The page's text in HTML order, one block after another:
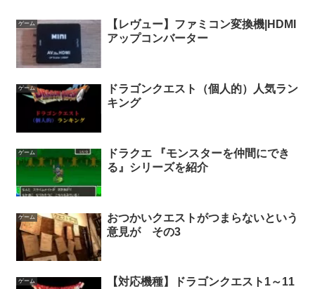
ゲーム
【レヴュー】ファミコン変換機|HDMI
アップコンバーター
ゲーム
ドラゴンクエスト（個人的）人気ラン
キング
ゲーム
ドラクエ 『モンスターを仲間にでき
る』シリーズを紹介
ゲーム
おつかいクエストがつまらないという
意見が その3
ゲーム
【対応機種】ドラゴンクエスト1～11